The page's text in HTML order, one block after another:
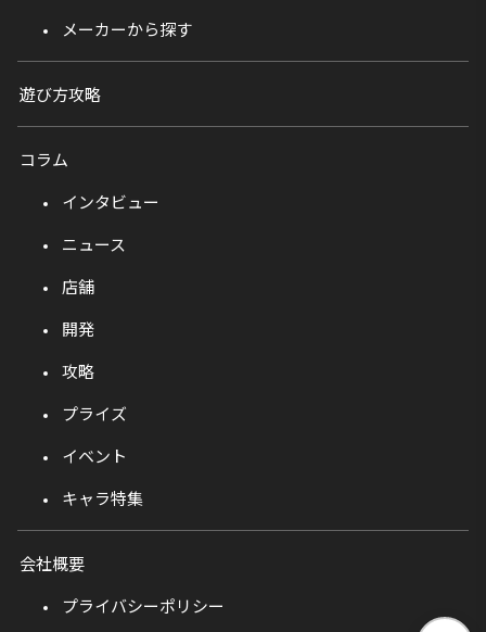
メーカーから探す
遊び方攻略
コラム
インタビュー
ニュース
店舗
開発
攻略
プライズ
イベント
キャラ特集
会社概要
プライバシーポリシー